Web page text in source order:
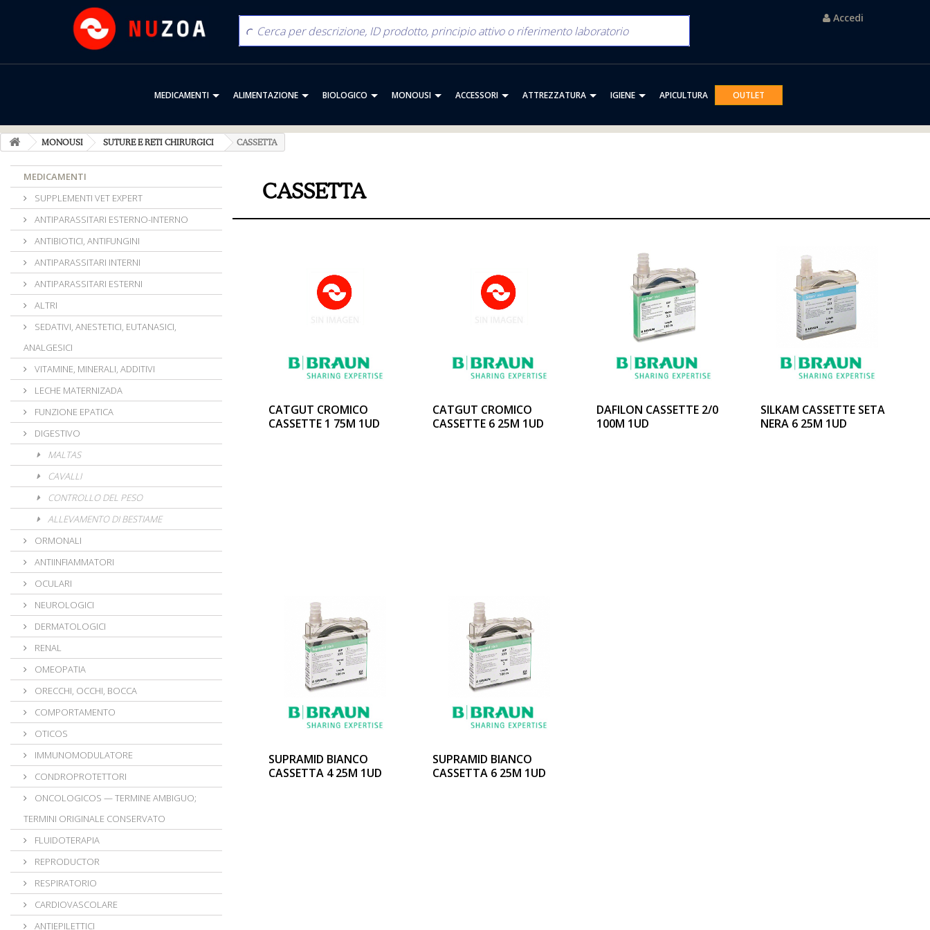
Accedi
MEDICAMENTI ALIMENTAZIONE BIOLOGICO MONOUSI ACCESSORI ATTREZZATURA IGIENE APICULTURA OUTLET
MONOUSI SUTURE E RETI CHIRURGICI CASSETTA
MEDICAMENTI
SUPPLEMENTI VET EXPERT
ANTIPARASSITARI ESTERNO-INTERNO
ANTIBIOTICI, ANTIFUNGINI
ANTIPARASSITARI INTERNI
ANTIPARASSITARI ESTERNI
ALTRI
SEDATIVI, ANESTETICI, EUTANASICI,
ANALGESICI
VITAMINE, MINERALI, ADDITIVI
LECHE MATERNIZADA
FUNZIONE EPATICA
DIGESTIVO
MALTAS
CAVALLI
CONTROLLO DEL PESO
ALLEVAMENTO DI BESTIAME
ORMONALI
ANTIINFIAMMATORI
OCULARI
NEUROLOGICI
DERMATOLOGICI
RENAL
OMEOPATIA
ORECCHI, OCCHI, BOCCA
COMPORTAMENTO
OTICOS
IMMUNOMODULATORE
CONDROPROTETTORI
ONCOLOGICOS — TERMINE AMBIGUO;
TERMINI ORIGINALE CONSERVATO
FLUIDOTERAPIA
REPRODUCTOR
RESPIRATORIO
CARDIOVASCOLARE
ANTIEPILETTICI
CASSETTA
CATGUT CROMICO
CASSETTE 1 75M 1UD
CATGUT CROMICO
CASSETTE 6 25M 1UD
DAFILON CASSETTE 2/0
100M 1UD
SILKAM CASSETTE SETA
NERA 6 25M 1UD
SUPRAMID BIANCO
CASSETTA 4 25M 1UD
SUPRAMID BIANCO
CASSETTA 6 25M 1UD